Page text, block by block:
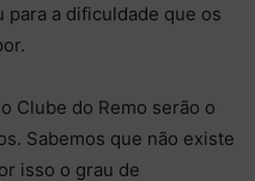
para a dificuldade que os
Clube do Remo serão o
Sabemos que não existe
isso o grau de